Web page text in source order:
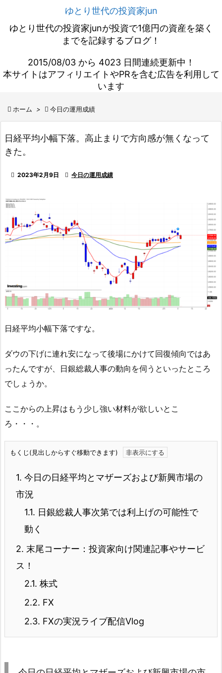
ゆとり世代の投資家jun
ゆとり世代の投資家junが投資で1億円の資産を築く
までを記録するブログ！
2015/08/03 から 4023 日間連続更新中！
本サイトはアフィリエイトやPRを含む広告を利用して
います
 ホーム >  今日の運用成績
日経平均小幅下落。高止まりで方向感が無くなって
きた。
 2023年2月9日  今日の運用成績
日経平均小幅下落ですな。
ダウの下げに連れ安になって後場にかけて回復傾向ではあ
ったんですが、日銀総裁人事の動向を伺うといったところ
でしょうか。
ここからの上昇はもう少し強い材料が欲しいとこ
ろ・・・。
もくじ(見出しからすぐ移動できます)
1. 今日の日経平均とマザーズおよび新興市場の
市況
1.1. 日銀総裁人事次第では利上げの可能性で
動く
2. 末尾コーナー：投資家向け関連記事やサービ
ス！
2.1. 株式
2.2. FX
2.3. FXの実況ライブ配信Vlog